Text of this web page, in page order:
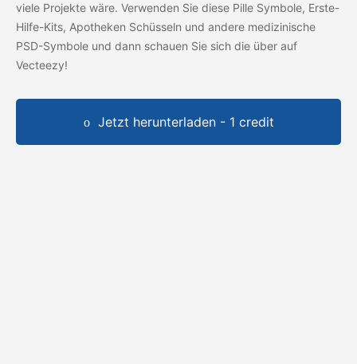
viele Projekte wäre. Verwenden Sie diese Pille Symbole, Erste-
Hilfe-Kits, Apotheken Schüsseln und andere medizinische
PSD-Symbole und dann schauen Sie sich die über auf
Vecteezy!
Jetzt herunterladen - 1 credit